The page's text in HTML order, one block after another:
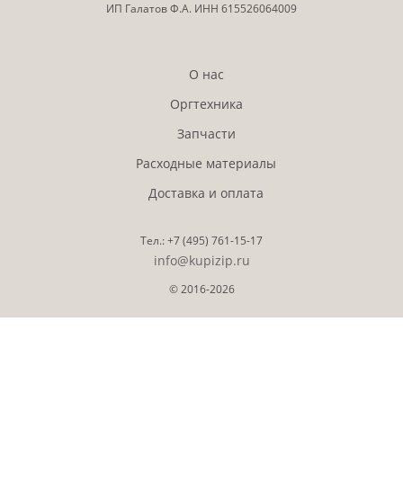
ИП Галатов Ф.А. ИНН 615526064009
О нас
Оргтехника
Запчасти
Расходные материалы
Доставка и оплата
Тел.:+7 (495) 761-15-17
info@kupizip.ru
© 2016-2026